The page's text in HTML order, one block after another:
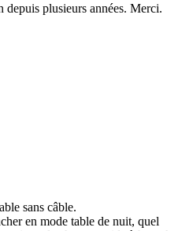
depuis plusieurs années. Merci.
sans câble.
en mode table de nuit, quel